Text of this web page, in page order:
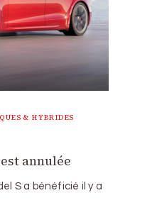
& HYBRIDES
annulée
S a bénéficié il y a